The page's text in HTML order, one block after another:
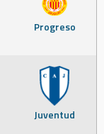
Progreso
Juventud